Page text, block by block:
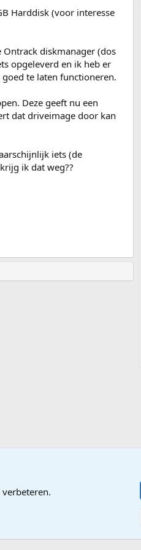
Harddisk (voor interesse
diskmanager (dos
opgeleverd en ik heb er
te laten functioneren.
Deze geeft nu een
dat driveimage door kan
iets (de
ik dat weg??